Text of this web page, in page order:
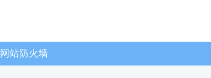
网站防火墙